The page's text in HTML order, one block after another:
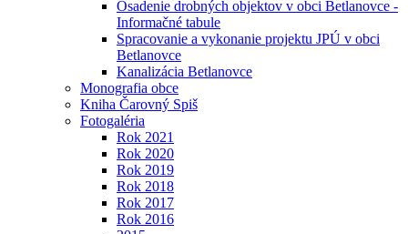
Osadenie drobných objektov v obci Betlanovce -
Informačné tabule
Spracovanie a vykonanie projektu JPÚ v obci
Betlanovce
Kanalizácia Betlanovce
Monografia obce
Kniha Čarovný Spiš
Fotogaléria
Rok 2021
Rok 2020
Rok 2019
Rok 2018
Rok 2017
Rok 2016